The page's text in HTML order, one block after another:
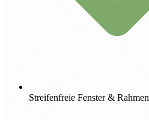
Streifenfreie Fenster & Rahmen